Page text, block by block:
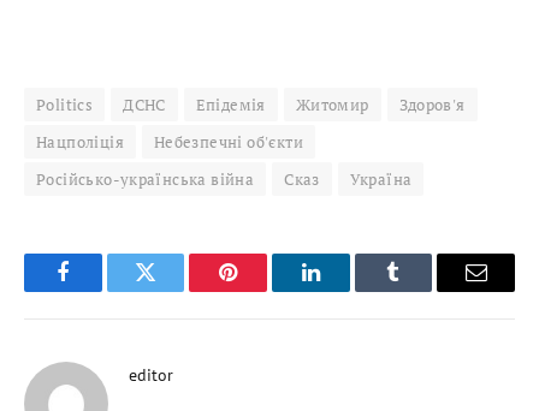
Politics ДСНС Епідемія Житомир
Здоров'я
Нацполіція
Небезпечні об'єкти
Російсько-українська війна
Сказ Україна
FacebookTwitter Pinterest LinkedInTumblr Email
editor